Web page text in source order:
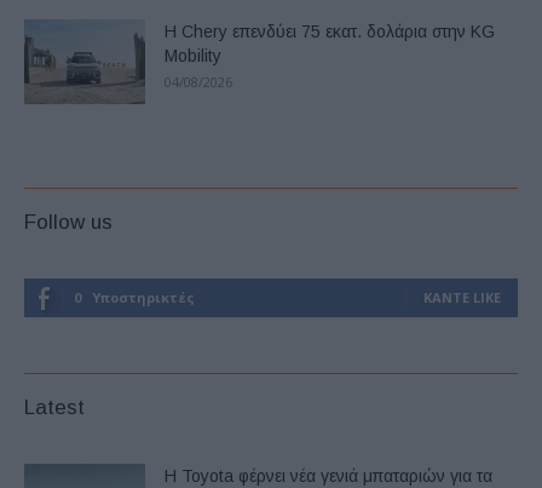
Η Chery επενδύει 75 εκατ. δολάρια στην KG
Mobility
04/08/2026
Follow us
0 Υποστηρικτές ΚΆΝΤΕ LIKE
Latest
Η Toyota φέρνει νέα γενιά μπαταριών για τα